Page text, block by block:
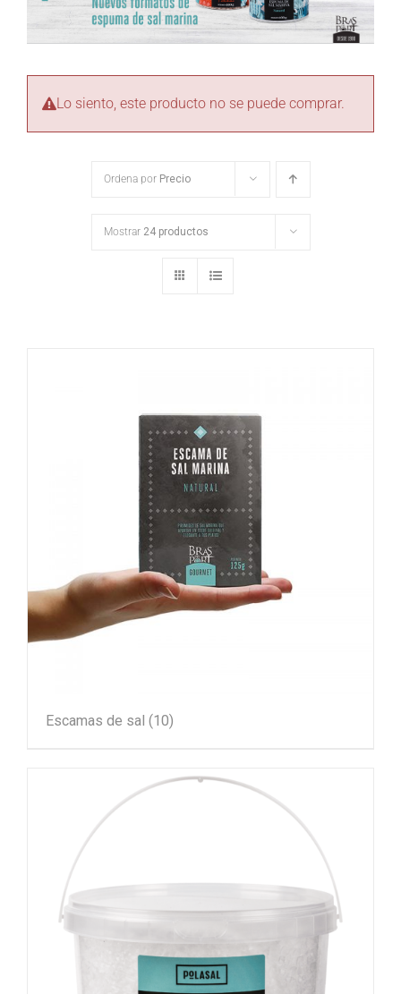
Lo siento, este producto no se puede comprar.
Ordena por Precio
Mostrar 24 productos
Escamas de sal (10)